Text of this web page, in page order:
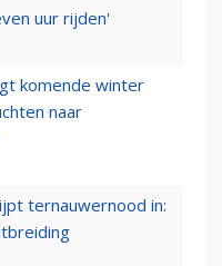
uur rijden'
komende winter
naar
ternauwernood in: